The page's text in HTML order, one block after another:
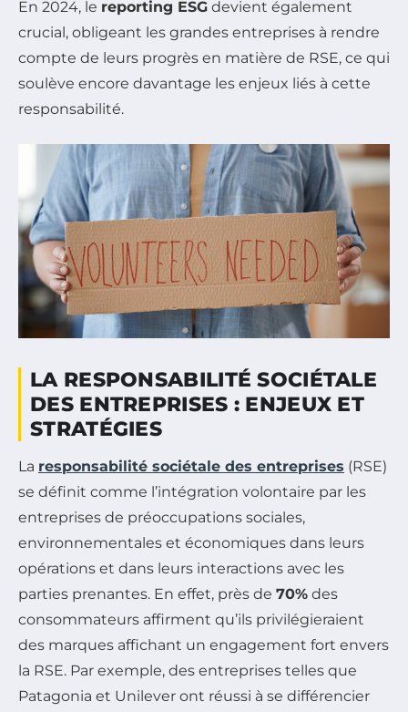
En 2024, le reporting ESG devient également
crucial, obligeant les grandes entreprises à rendre
compte de leurs progrès en matière de RSE, ce qui
soulève encore davantage les enjeux liés à cette
responsabilité.
LA RESPONSABILITÉ SOCIÉTALE
DES ENTREPRISES : ENJEUX ET
STRATÉGIES
La responsabilité sociétale des entreprises (RSE)
se définit comme l’intégration volontaire par les
entreprises de préoccupations sociales,
environnementales et économiques dans leurs
opérations et dans leurs interactions avec les
parties prenantes. En effet, près de 70% des
consommateurs affirment qu’ils privilégieraient
des marques affichant un engagement fort envers
la RSE. Par exemple, des entreprises telles que
Patagonia et Unilever ont réussi à se différencier